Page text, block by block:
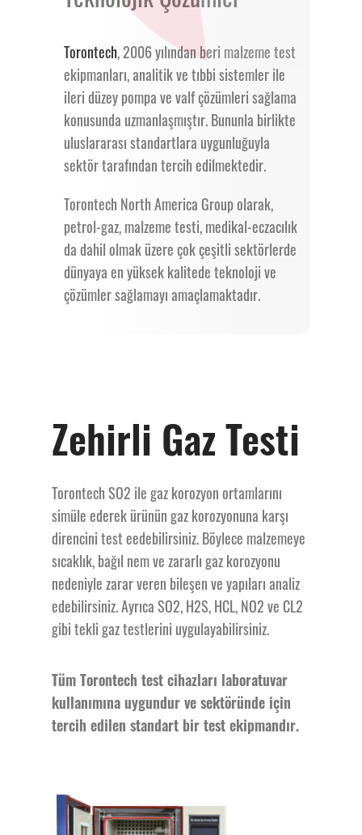
Kabini İşlevi
Fiyat ve Garanti
Torontech,2006 yılından beri malzeme test
ekipmanları, analitik ve tıbbi sistemler ile
ileri düzey pompa ve valf çözümleri sağlama
konusunda uzmanlaşmıştır.Bununla birlikte
uluslararası standartlara uygunluğuyla
sektör tarafından tercih edilmektedir.
Torontech North America Group olarak,
petrol-gaz, malzeme testi, medikal-eczacılık
da dahil olmak üzere çok çeşitli sektörlerde
dünyaya en yüksek kalitede teknoloji ve
çözümler sağlamayı amaçlamaktadır.
Zehirli Gaz Testi
Torontech SO2 ile gaz korozyon ortamlarını
simüle ederek ürünün gaz korozyonuna karşı
direncini test eedebilirsiniz. Böylece malzemeye
sıcaklık, bağıl nem ve zararlı gaz korozyonu
nedeniyle zarar veren bileşen ve yapıları analiz
edebilirsiniz. Ayrıca SO2, H2S, HCL, NO2 ve CL2
gibi tekli gaz testlerini uygulayabilirsiniz.
Tüm Torontech test cihazları laboratuvar
kullanımına uygundur ve sektöründe için
tercih edilen standart bir test ekipmandır.